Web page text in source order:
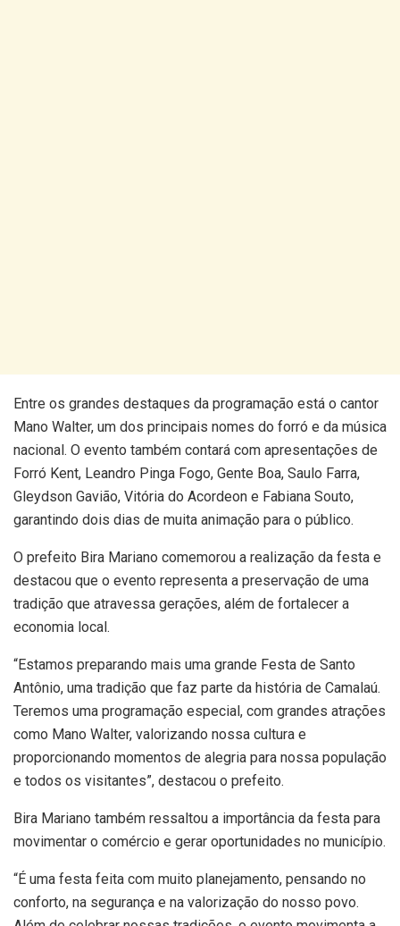
Entre os grandes destaques da programação está o cantor
Mano Walter, um dos principais nomes do forró e da música
nacional. O evento também contará com apresentações de
Forró Kent, Leandro Pinga Fogo, Gente Boa, Saulo Farra,
Gleydson Gavião, Vitória do Acordeon e Fabiana Souto,
garantindo dois dias de muita animação para o público.
O prefeito Bira Mariano comemorou a realização da festa e
destacou que o evento representa a preservação de uma
tradição que atravessa gerações, além de fortalecer a
economia local.
“Estamos preparando mais uma grande Festa de Santo
Antônio, uma tradição que faz parte da história de Camalaú.
Teremos uma programação especial, com grandes atrações
como Mano Walter, valorizando nossa cultura e
proporcionando momentos de alegria para nossa população
e todos os visitantes”, destacou o prefeito.
Bira Mariano também ressaltou a importância da festa para
movimentar o comércio e gerar oportunidades no município.
“É uma festa feita com muito planejamento, pensando no
conforto, na segurança e na valorização do nosso povo.